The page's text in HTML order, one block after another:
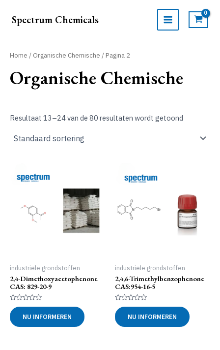
naarSpectrum Chemicals
MAIN
Home / Organische Chemische / Pagina 2
Organische Chemische
Resultaat 13–24 van de 80 resultaten wordt getoond
industriële grondstoffen
2,4-Dimethoxyacetophenone
CAS: 829-20-9
Gewaardeerd
0
uit
5
NU INFORMEREN
industriële grondstoffen
2,4,6-Trimethylbenzophenone
CAS:954-16-5
Gewaardeerd
0
uit
5
NU INFORMEREN